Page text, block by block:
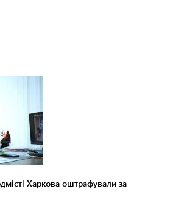
Харкова оштрафували за